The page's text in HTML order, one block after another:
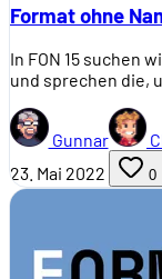
Format ohne
In FON 15 suchen
und sprechen die,
Gunnar
23. Mai 2022
0